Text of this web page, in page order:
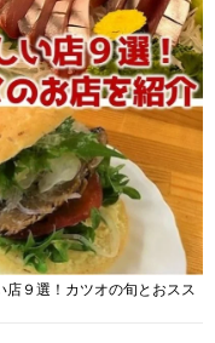
店９選！カツオの旬とおスス